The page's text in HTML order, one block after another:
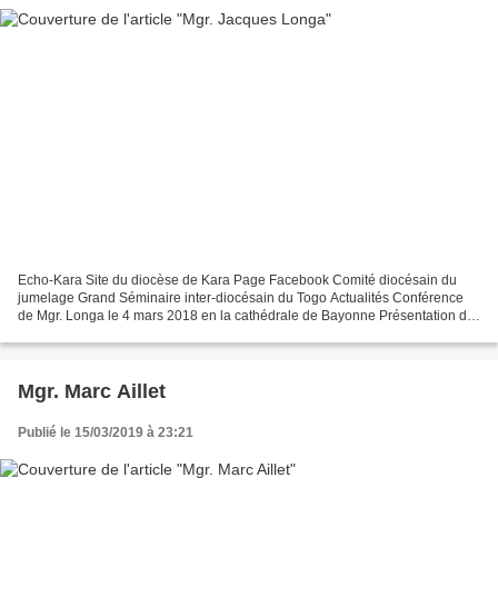
Echo-Kara Site du diocèse de Kara Page Facebook Comité diocésain du
jumelage Grand Séminaire inter-diocésain du Togo Actualités Conférence
de Mgr. Longa le 4 mars 2018 en la cathédrale de Bayonne Présentation du
Mgr. Marc Aillet
Publié le 15/03/2019 à 23:21